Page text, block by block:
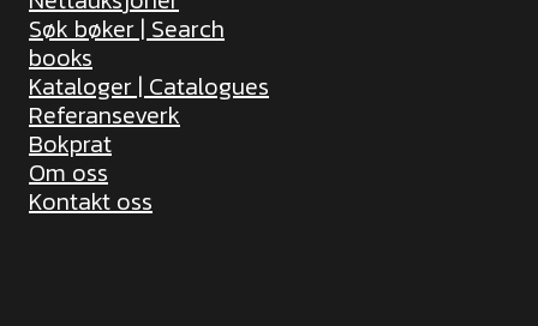
Søk bøker | Search
books
Kataloger | Catalogues
Referanseverk
Bokprat
Om oss
Kontakt oss